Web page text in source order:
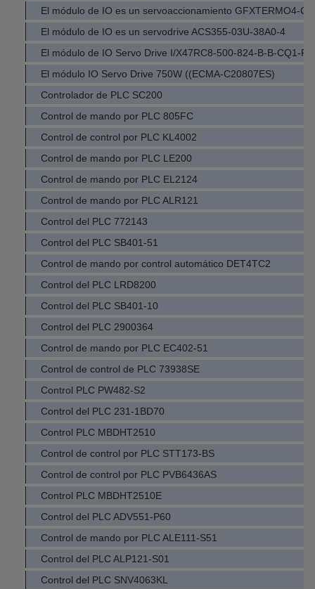
El módulo de IO es un servoaccionamiento GFXTERMO4-C-
El módulo de IO es un servodrive ACS355-03U-38A0-4
El módulo de IO Servo Drive I/X47RC8-500-824-B-B-CQ1-R
El módulo IO Servo Drive 750W ((ECMA-C20807ES)
Controlador de PLC SC200
Control de mando por PLC 805FC
Control de control por PLC KL4002
Control de mando por PLC LE200
Control de mando por PLC EL2124
Control de mando por PLC ALR121
Control del PLC 772143
Control del PLC SB401-51
Control de mando por control automático DET4TC2
Control del PLC LRD8200
Control del PLC SB401-10
Control del PLC 2900364
Control de mando por PLC EC402-51
Control de control de PLC 73938SE
Control PLC PW482-S2
Control del PLC 231-1BD70
Control PLC MBDHT2510
Control de control por PLC STT173-BS
Control de control por PLC PVB6436AS
Control PLC MBDHT2510E
Control del PLC ADV551-P60
Control de mando por PLC ALE111-S51
Control del PLC ALP121-S01
Control del PLC SNV4063KL